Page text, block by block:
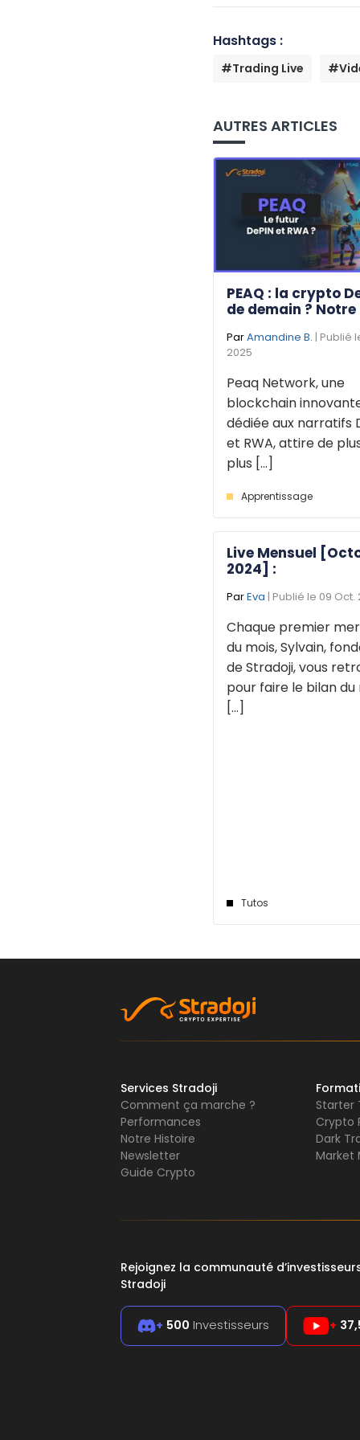
Hashtags :
#Trading Live
AUTRES ARTICLES
PEAQ : la crypto
de demain ?
ParAmandine B. | Publié
2025
Peaq Network, une
blockchain
dédiée aux narratifs
et RWA, attire de
plus [...]
Apprentissage
Live Mensuel
2024] :
ParEva | Publié le 09 Oct.
Chaque premier
du mois, Sylvain,
de Stradoji, vous
pour faire le bilan du
[...]
Tutos
Services Stradoji
Comment ça marche ?
Performances
Notre Histoire
Newsletter
Guide Crypto
Starter
Crypto
Dark
Market
Rejoignez la communauté
Stradoji
+ 500 Investisseurs +